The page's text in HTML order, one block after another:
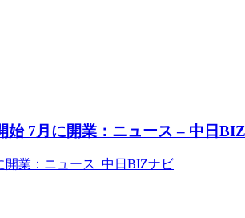
始 7月に開業：ニュース – 中日
開業：ニュース 中日BIZナビ